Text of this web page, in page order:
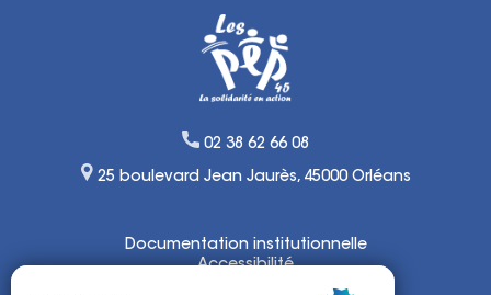
02 38 62 66 08
25 boulevard Jean Jaurès, 45000 Orléans
Documentation institutionnelle
Accessibilité